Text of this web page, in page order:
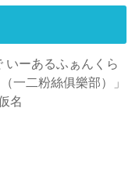
いーあるふぁんくら
一二粉絲俱樂部）」
名